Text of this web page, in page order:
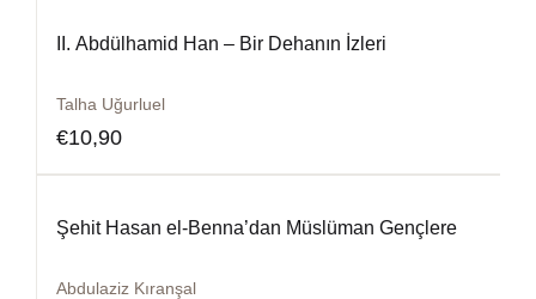
II. Abdülhamid Han – Bir Dehanın İzleri
Talha Uğurluel
€10,90
Şehit Hasan el-Benna’dan Müslüman Gençlere
Abdulaziz Kıranşal